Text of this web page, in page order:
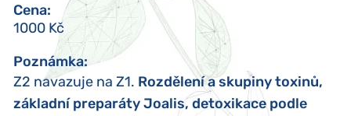
Cena:
1000 Kč
Poznámka:
Z2 navazuje na Z1. Rozdělení a skupiny toxinů,
základní preparáty Joalis, detoxikace podle